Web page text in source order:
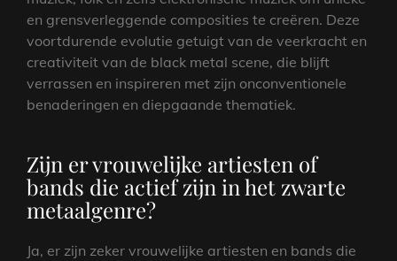
en grensverleggende composities te creëren. Deze
voortdurende evolutie getuigt van de veerkracht en
creativiteit van de black metal scene, die blijft
verrassen en inspireren met zijn onconventionele
benaderingen en diepgaande thematiek.
Zijn er vrouwelijke artiesten of
bands die actief zijn in het zwarte
metaalgenre?
Ja, er zijn zeker vrouwelijke artiesten en bands die